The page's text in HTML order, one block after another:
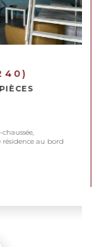
en toute
au bord